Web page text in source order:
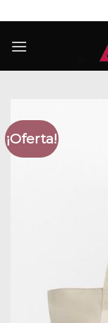
al
contenido
¡Oferta!